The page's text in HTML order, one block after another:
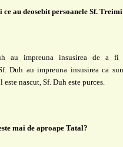
ce au deosebit persoanele Sf.
au impreuna insusirea de a fi
Duh au impreuna insusirea ca
nascut, Sf. Duh este purces.
mai de aproape Tatal?